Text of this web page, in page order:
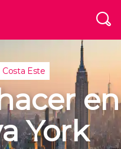
Costa Este
en
York